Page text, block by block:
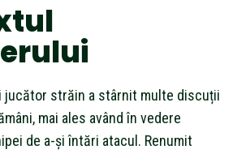
jucător străin a stârnit multe discuții
mai ales având în vedere
de a-și întări atacul. Renumit